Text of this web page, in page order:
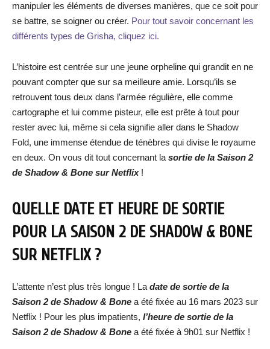
manipuler les éléments de diverses manières, que ce soit pour
se battre, se soigner ou créer. Pour tout savoir concernant les
différents types de Grisha, cliquez ici.
L’histoire est centrée sur une jeune orpheline qui grandit en ne
pouvant compter que sur sa meilleure amie. Lorsqu’ils se
retrouvent tous deux dans l’armée régulière, elle comme
cartographe et lui comme pisteur, elle est prête à tout pour
rester avec lui, même si cela signifie aller dans le Shadow
Fold, une immense étendue de ténèbres qui divise le royaume
en deux. On vous dit tout concernant la sortie de la Saison 2
de Shadow & Bone sur Netflix !
QUELLE DATE ET HEURE DE SORTIE
POUR LA SAISON 2 DE SHADOW & BONE
SUR NETFLIX ?
L’attente n’est plus très longue ! La date de sortie de la
Saison 2 de Shadow & Bone a été fixée au 16 mars 2023 sur
Netflix ! Pour les plus impatients, l’heure de sortie de la
Saison 2 de Shadow & Bone a été fixée à 9h01 sur Netflix !